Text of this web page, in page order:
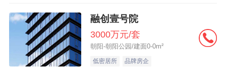
港国际诗歌之夜以“语言之境”为命题，通过
《诗语落杯边》《词语的肉身》等六大特色
活动，将抽象的语言转化为可触、可听、可
感的“诗意实体”，并与光之艺术节的“光”元素
融创壹号院
3000万元/套
朝阳-朝阳公园/建面0-0m²
低密居所 品牌房企